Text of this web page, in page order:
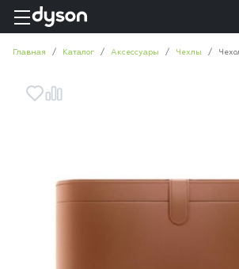
Главная Каталог Аксессуары Чехлы